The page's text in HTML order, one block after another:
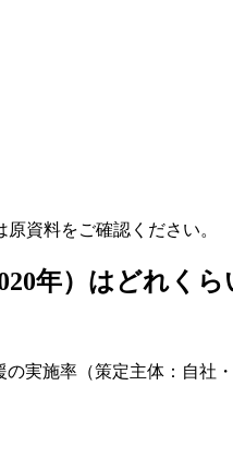
原資料をご確認ください。
年）はどれくら
実施率（策定主体：自社